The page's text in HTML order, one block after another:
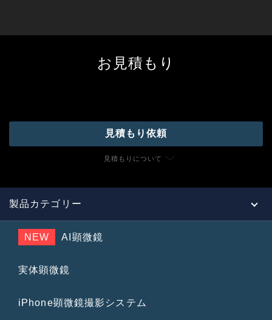
お見積もり
見積もり依頼
見積もりについて
製品カテゴリー
NEW AI顕微鏡
実体顕微鏡
iPhone顕微鏡撮影システム